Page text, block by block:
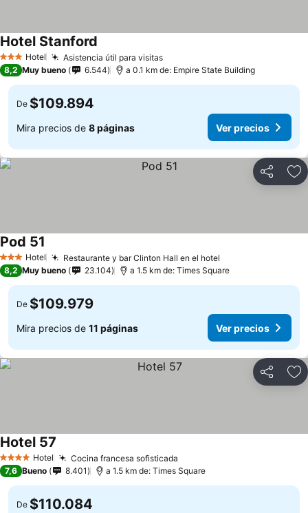
3 Estrellas
Hotel Asistencia útil para visitasVer precios
Hotel Stanford
8,2 Muy bueno 6.544 a 0.1 km de: Empire State Building
De $109.894
Mira precios de 8 páginas Ver precios
Compartir
3 Estrellas
Hotel Restaurante y bar Clinton Hall en el hotel
Pod 51
8,2 Muy bueno 23.104 a 1.5 km de: Times Square
De $109.979
Mira precios de 11 páginas Ver precios
Compartir
4 EstrellasHotel Cocina francesa sofisticada
Hotel 57
7,6 Bueno 8.401 a 1.5 km de: Times Square
De $110.084